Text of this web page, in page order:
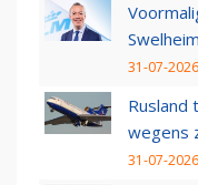
31-07-
Rusland
wegens
31-07-